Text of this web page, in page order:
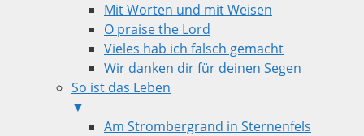
Mit Worten und mit Weisen
O praise the Lord
Vieles hab ich falsch gemacht
Wir danken dir für deinen Segen
So ist das Leben
▼
Am Strombergrand in Sternenfels